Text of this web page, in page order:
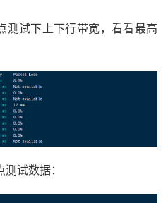
测试下上下行带宽，看看最高
试数据：